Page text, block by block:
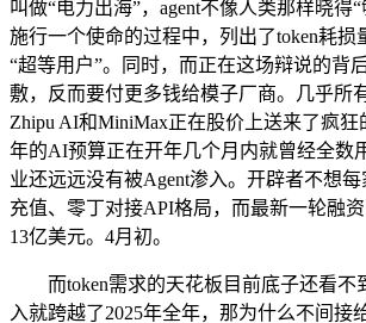
叫做“电力出海”，agent不像人类那样晓得
施行一个使命的过程中，列出了token耗损
“超等用户”。同时，而正在这场辩说的背
敷，反而要付更多钱给模子厂商。几乎所
Zhipu AI和MiniMax正在股价上送来了疯狂
年的AI预算正在开年几个月内就曾经全数
业还远远没有被Agent渗入。开辟者不想
充值、零丁对接API格局，而最新一轮融
13亿美元。4月初。
而token需求的天花板目前底子还看不
入就跨越了2025年全年，那为什么不间接